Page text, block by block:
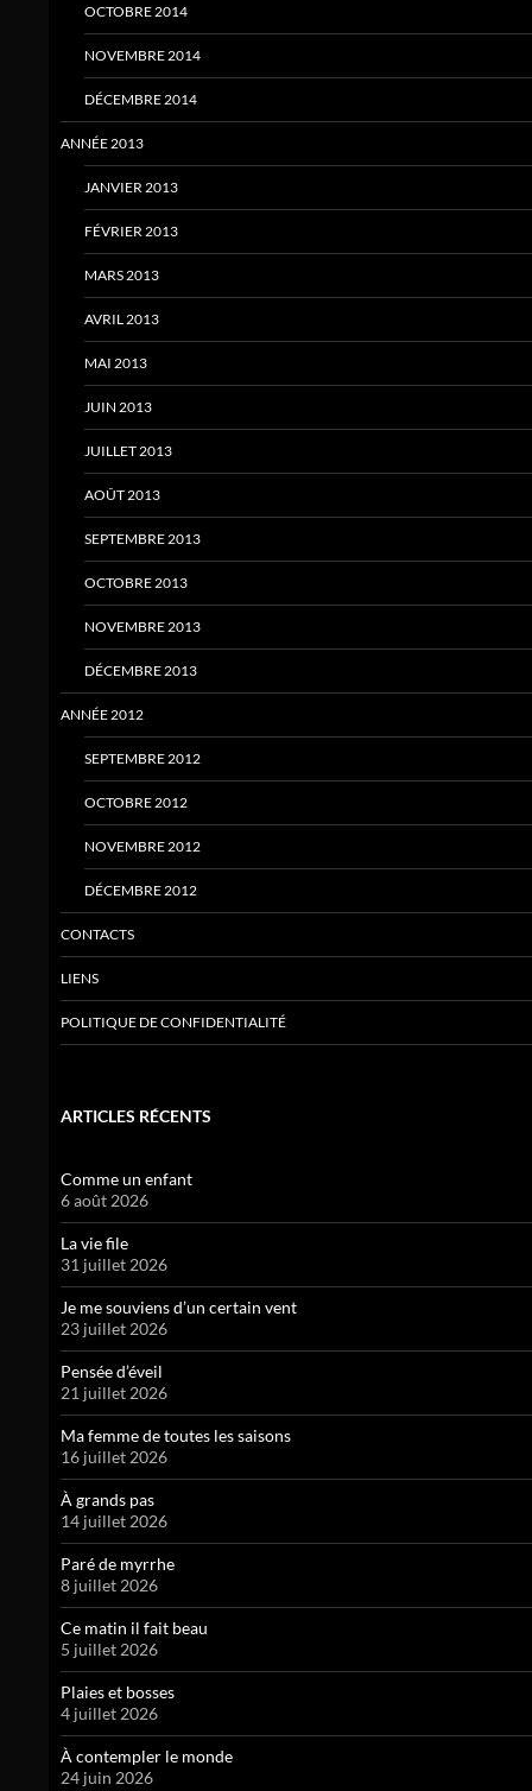
OCTOBRE 2014
NOVEMBRE 2014
DÉCEMBRE 2014
ANNÉE 2013
JANVIER 2013
FÉVRIER 2013
MARS 2013
AVRIL 2013
MAI 2013
JUIN 2013
JUILLET 2013
AOÛT 2013
SEPTEMBRE 2013
OCTOBRE 2013
NOVEMBRE 2013
DÉCEMBRE 2013
ANNÉE 2012
SEPTEMBRE 2012
OCTOBRE 2012
NOVEMBRE 2012
DÉCEMBRE 2012
CONTACTS
LIENS
POLITIQUE DE CONFIDENTIALITÉ
ARTICLES RÉCENTS
Comme un enfant
6 août 2026
La vie file
31 juillet 2026
Je me souviens d’un certain vent
23 juillet 2026
Pensée d’éveil
21 juillet 2026
Ma femme de toutes les saisons
16 juillet 2026
À grands pas
14 juillet 2026
Paré de myrrhe
8 juillet 2026
Ce matin il fait beau
5 juillet 2026
Plaies et bosses
4 juillet 2026
À contempler le monde
24 juin 2026